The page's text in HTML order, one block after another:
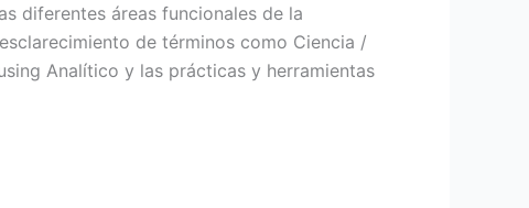
diferentes áreas funcionales de la
de términos como Ciencia /
Analítico y las prácticas y herramientas